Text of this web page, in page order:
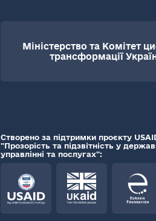
Міністерство та Комітет
трансформації
Створено за підтримки проєкту
"Прозорість та підзвітність у
управлінні та послугах":